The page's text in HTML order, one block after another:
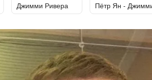
Джимми Ривера Пётр Ян -